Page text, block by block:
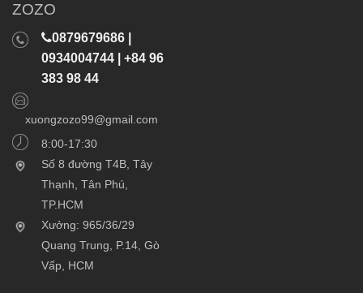
ZOZO
0879679686 |
0934004744 | +84 96
383 98 44
xuongzozo99@gmail.com
8:00-17:30
Số 8 đường T4B, Tây
Thạnh, Tân Phú,
TP.HCM
Xưởng: 965/36/29
Quang Trung, P.14, Gò
Vấp, HCM